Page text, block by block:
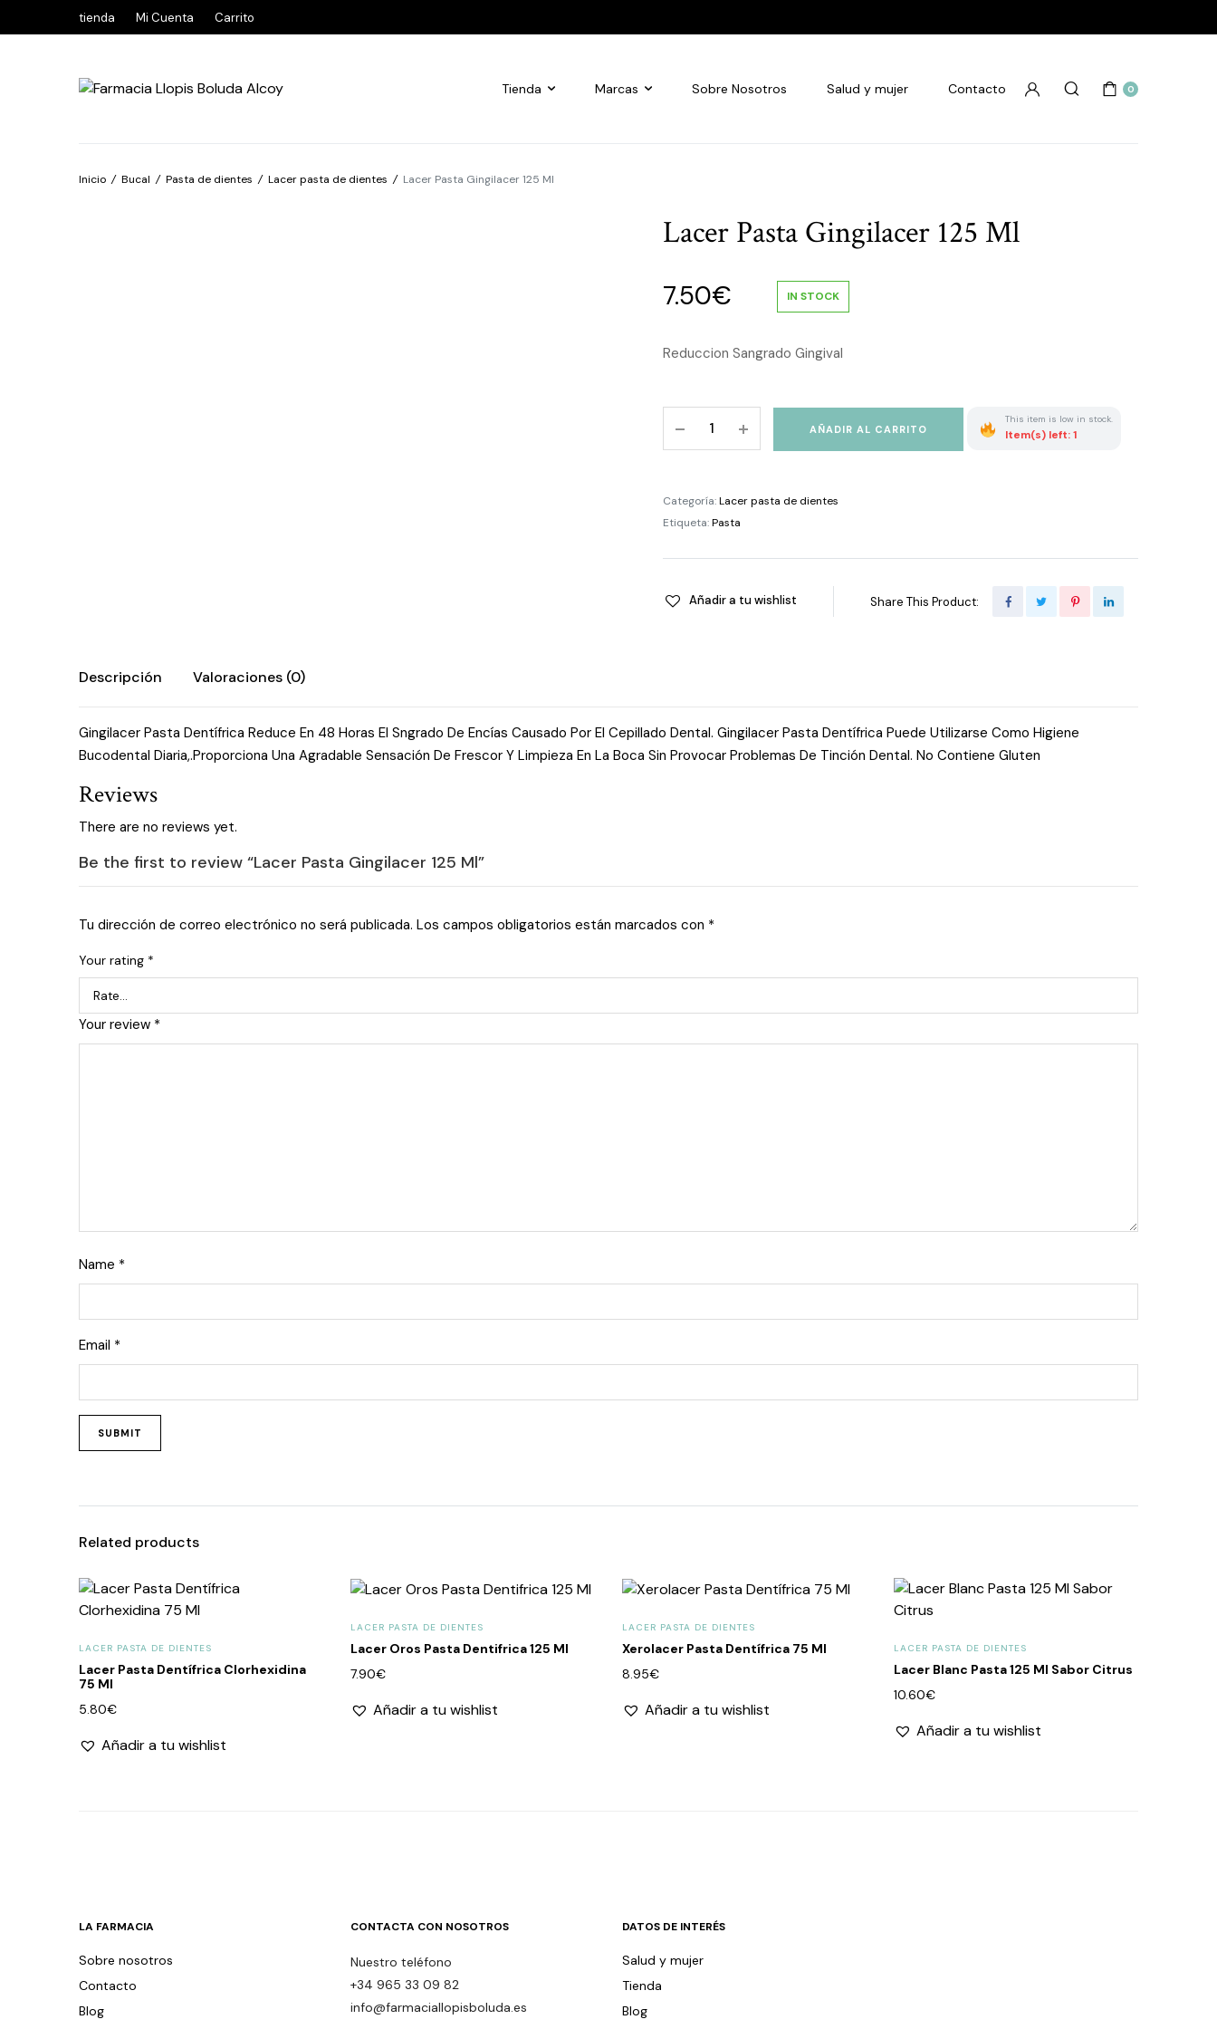
tienda Mi Cuenta Carrito
Tienda Marcas Sobre Nosotros Salud y mujer Contacto 0
Inicio / Bucal / Pasta de dientes / Lacer pasta de dientes / Lacer Pasta Gingilacer 125 Ml
Lacer Pasta Gingilacer 125 Ml
7.50€ IN STOCK
Reduccion Sangrado Gingival
Pasta
Ml
quantity
AÑADIR AL CARRITO
This item is low in stock.
Item(s) left: 1
Categoría:Lacer pasta de dientes
Etiqueta:Pasta
Añadir a tu wishlist Share This Product:
Descripción Valoraciones (0)
Gingilacer Pasta Dentífrica Reduce En 48 Horas El Sngrado De Encías Causado Por El Cepillado Dental. Gingilacer Pasta Dentífrica Puede Utilizarse Como Higiene
Bucodental Diaria,.Proporciona Una Agradable Sensación De Frescor Y Limpieza En La Boca Sin Provocar Problemas De Tinción Dental. No Contiene Gluten
Reviews
There are no reviews yet.
Be the first to review “Lacer Pasta Gingilacer 125 Ml”
Tu dirección de correo electrónico no será publicada. Los campos obligatorios están marcados con *
Your rating *
Your review *
Name *
Email *
Related products
LACER PASTA DE DIENTES
Lacer Pasta Dentífrica Clorhexidina
75 Ml
5.80€
Añadir a tu wishlist
LACER PASTA DE DIENTES
Lacer Oros Pasta Dentifrica 125 Ml
7.90€
Añadir a tu wishlist
LACER PASTA DE DIENTES
Xerolacer Pasta Dentífrica 75 Ml
8.95€
Añadir a tu wishlist
LACER PASTA DE DIENTES
Lacer Blanc Pasta 125 Ml Sabor Citrus
10.60€
Añadir a tu wishlist
LA FARMACIA
Sobre nosotros
Contacto
Blog
CONTACTA CON NOSOTROS
Nuestro teléfono
+34 965 33 09 82
info@farmaciallopisboluda.es
DATOS DE INTERÉS
Salud y mujer
Tienda
Blog